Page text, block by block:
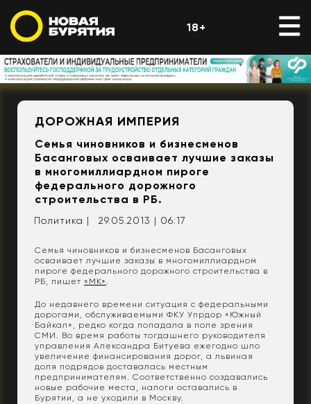
18+
ДОРОЖНАЯ ИМПЕРИЯ
Семья чиновников и бизнесменов
Басанговых осваивает лучшие заказы
в многомиллиардном пироге
федерального дорожного
строительства в РБ.
Политика | 29.05.2013 | 06:17
Семья чиновников и бизнесменов Басанговых
осваивает лучшие заказы в многомиллиардном
пироге федерального дорожного строительства в
РБ, пишет «МК».
До недавнего времени ситуация с федеральными
дорогами, обслуживаемыми ФКУ Упрдор «Южный
Байкал», редко когда попадала в поле зрения
СМИ. Во время работы тогдашнего руководителя
управления Александра Битуева ежегодно шло
увеличение финансирования дорог, а львиная
доля подрядов доставалась местным
предпринимателям. Соответственно создавались
новые рабочие места, налоги оставались в
Бурятии, а не уходили в Москву.